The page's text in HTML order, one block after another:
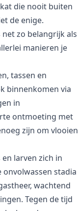
die nooit buiten
de enige.
zo belangrijk als
manieren je
tassen en
binnenkomen via
in
ontmoeting met
zijn om vlooien
larven zich in
stadia
wachtend
Tegen de tijd